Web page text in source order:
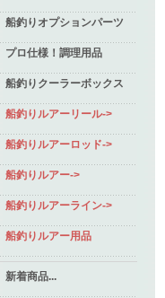
船釣りオプションパーツ
プロ仕様！調理用品
船釣りクーラーボックス
船釣りルアーリール->
船釣りルアーロッド->
船釣りルアー->
船釣りルアーライン->
船釣りルアー用品
新着商品...